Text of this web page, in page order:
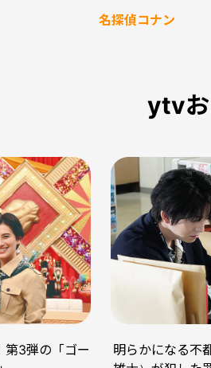
名探偵コナン
ytvお
第3弾の「ゴー
明らかになる